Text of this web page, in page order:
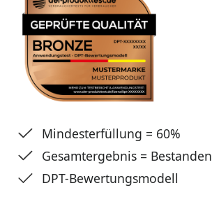
Mindesterfüllung = 60%
Gesamtergebnis = Bestanden
DPT-Bewertungsmodell